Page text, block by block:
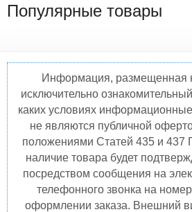
Популярные товары
Информация, размещенная
исключительно
каких условиях
не являются публичной
положениями Статей 435 и 437
наличие товара будет
посредством сообщения на
телефонного звонка на
оформлении заказа. Внешний